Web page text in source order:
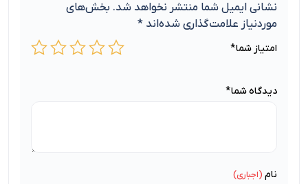
نشانی ایمیل شما منتشر نخواهد شد. بخش‌های
موردنیاز علامت‌گذاری شده‌اند *
امتیاز شما*
دیدگاه شما*
نام